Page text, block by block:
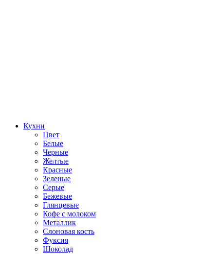
Кухни
Цвет
Белые
Черные
Желтые
Красные
Зеленые
Серые
Бежевые
Глянцевые
Кофе с молоком
Металлик
Слоновая кость
Фуксия
Шоколад